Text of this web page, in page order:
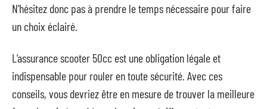
N’hésitez donc pas à prendre le temps nécessaire pour faire
un choix éclairé.
L’assurance scooter 50cc est une obligation légale et
indispensable pour rouler en toute sécurité. Avec ces
conseils, vous devriez être en mesure de trouver la meilleure